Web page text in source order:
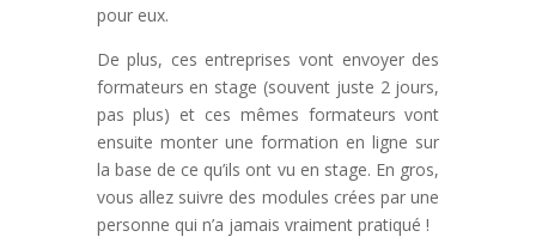
pour eux.
De plus, ces entreprises vont envoyer des
formateurs en stage (souvent juste 2 jours,
pas plus) et ces mêmes formateurs vont
ensuite monter une formation en ligne sur
la base de ce qu’ils ont vu en stage. En gros,
vous allez suivre des modules crées par une
personne qui n’a jamais vraiment pratiqué !